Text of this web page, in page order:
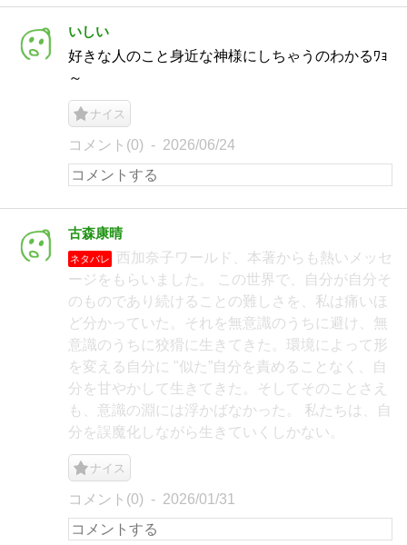
いしい
好きな人のこと身近な神様にしちゃうのわかるﾜｮ
～
ナイス
コメント(0) 2026/06/24
古森康晴
ネタバレ
西加奈子ワールド、本著からも熱いメッセ
ージをもらいました。 この世界で、自分が自分そ
のものであり続けることの難しさを、私は痛いほ
ど分かっていた。それを無意識のうちに避け、無
意識のうちに狡猾に生きてきた。環境によって形
を変える自分に "似た”自分を責めることなく、自
分を甘やかして生きてきた。そしてそのことさえ
も、意識の淵には浮かばなかった。 私たちは、自
分を誤魔化しながら生きていくしかない。
ナイス
コメント(0) 2026/01/31